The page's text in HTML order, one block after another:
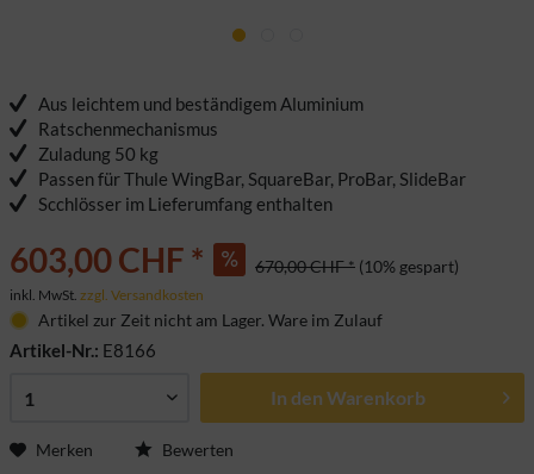
Aus leichtem und beständigem Aluminium
Ratschenmechanismus
Zuladung 50 kg
Passen für Thule WingBar, SquareBar, ProBar, SlideBar
Scchlösser im Lieferumfang enthalten
603,00 CHF * 670,00 CHF * (10% gespart)
inkl. MwSt. zzgl. Versandkosten
Artikel zur Zeit nicht am Lager. Ware im Zulauf
Artikel-Nr.: E8166
In den Warenkorb
Merken Bewerten